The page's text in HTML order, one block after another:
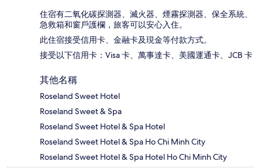
住宿有二氧化碳探測器、滅火器、煙霧探測器、保全系統、
急救箱和窗戶護欄，旅客可以安心入住。
此住宿接受信用卡、金融卡及現金等付款方式。
接受以下信用卡：Visa 卡、萬事達卡、美國運通卡、JCB 卡
其他名稱
Roseland Sweet Hotel
Roseland Sweet & Spa
Roseland Sweet Hotel & Spa Hotel
Roseland Sweet Hotel & Spa Ho Chi Minh City
Roseland Sweet Hotel & Spa Hotel Ho Chi Minh City